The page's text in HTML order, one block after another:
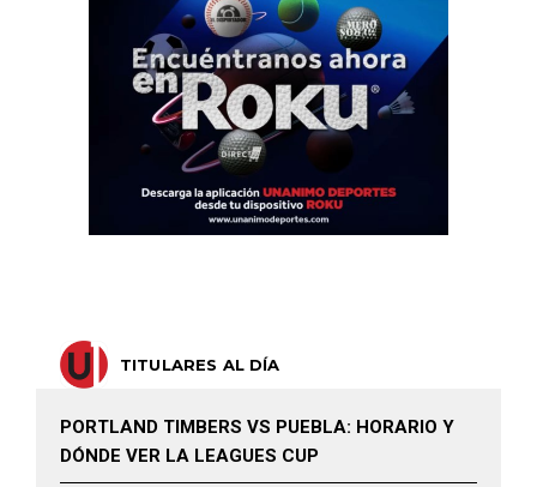
TITULARES AL DÍA
PORTLAND TIMBERS VS PUEBLA: HORARIO Y
DÓNDE VER LA LEAGUES CUP